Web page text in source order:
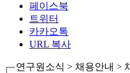
페이스북
트위터
카카오톡
URL 복사